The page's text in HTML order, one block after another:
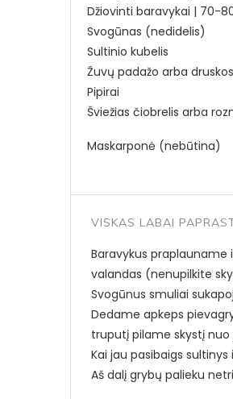
Džiovinti baravykai | 70-
Svogūnas (nedidelis)
Sultinio kubelis
Žuvų padažo arba
Pipirai
Šviežias čiobrelis arba
Maskarponė (nebūtina)
VISKAS LABAI
Baravykus
valandas (nenupilkite
Svogūnus smuliai
Dedame apkeps
truputį pilame skystį nuo
Kai jau pasibaigs
Aš dalį grybų palieku